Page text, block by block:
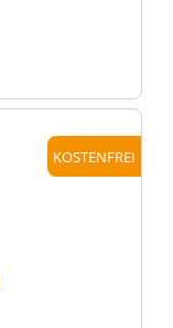
KOSTENFREI